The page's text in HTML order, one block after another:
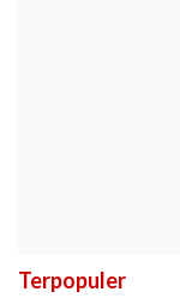
Terpopuler